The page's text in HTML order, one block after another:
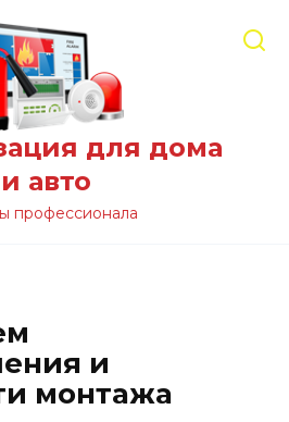
для дома
и авто
профессионала
и
монтажа